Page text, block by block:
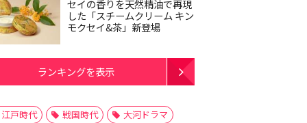
セイの香りを天然精油で再現
した「スチームクリーム キン
モクセイ&茶」新登場
ランキングを表示
江戸時代 戦国時代
大河ドラマ